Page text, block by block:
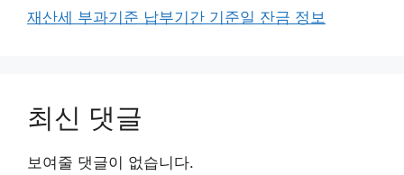
재산세 부과기준 납부기간 기준일 잔금 정보
최신 댓글
보여줄 댓글이 없습니다.